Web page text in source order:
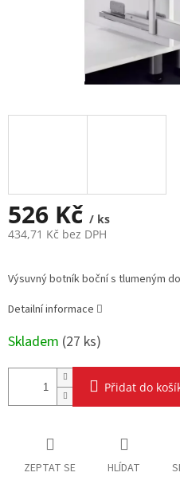
526 Kč / ks
434,71 Kč bez DPH
cena:
Výsuvný botník boční s tlumeným
Detailní informace
Skladem (27 ks)
Přidat do
ZEPTAT SE HLÍDAT